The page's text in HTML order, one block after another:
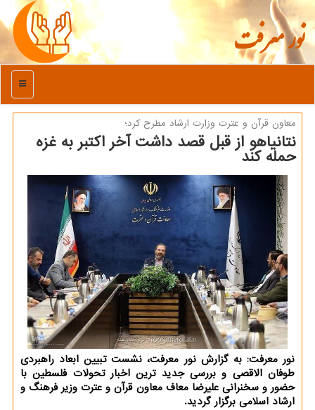
نور معرفت
منو
معاون قرآن و عترت وزارت ارشاد مطرح كرد؛
نتانیاهو از قبل قصد داشت آخر اکتبر به غزه
حمله کند
نور معرفت: به گزارش نور معرفت، نشست تبیین ابعاد راهبردی
طوفان الاقصی و بررسی جدید ترین اخبار تحولات فلسطین با
حضور و سخنرانی علیرضا معاف معاون قرآن و عترت وزیر فرهنگ و
ارشاد اسلامی برگزار گردید.